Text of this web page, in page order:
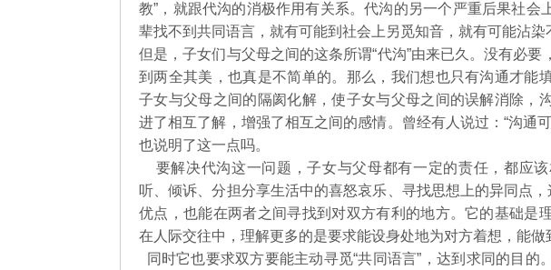
教”，就跟代沟的消极作用有关系。代沟的另一个严重后果社会
辈找不到共同语言，就有可能到社会上另觅知音，就有可能沾染
但是，子女们与父母之间的这条所谓“代沟”由来已久。没有必
到两全其美，也真是不简单的。那么，我们想也只有沟通才能
子女与父母之间的隔阂化解，使子女与父母之间的误解消除，
进了相互了解，增强了相互之间的感情。曾经有人说过：“沟通
也说明了这一点吗。
要解决代沟这一问题，子女与父母都有一定的责任，都应
听、倾诉、分担分享生活中的喜怒哀乐、寻找思想上的异同点
优点，也能在两者之间寻找到对双方有利的地方。它的基础是
在人际交往中，理解更多的是要求能设身处地为对方着想，能
同时它也要求双方要能主动寻觅“共同语言”，达到求同的目的